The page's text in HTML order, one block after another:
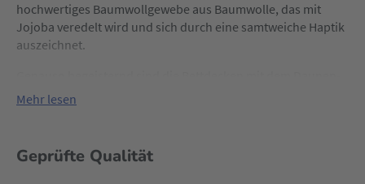
hochwertiges Baumwollgewebe aus Baumwolle, das mit
Jojoba veredelt wird und sich durch eine samtweiche Haptik
auszeichnet.
Feeling und der niedlichen Schäfchen-Steppung in
hergestellt und sind ausgezeichnet mit dem Prüfsiegel für
„Gesicherte Nachhaltigkeit“. So erfolgt die gesamte
Mehr lesen
Geprüfte Qualität